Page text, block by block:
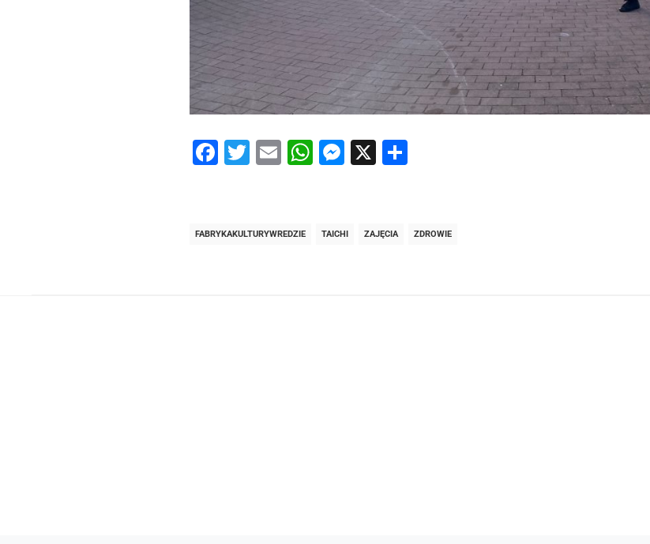
Facebook
Twitter
EmailWhatsApp
Messenger
X
FABRYKAKULTURYWREDZIE TAICHI ZAJĘCIA ZDROWIE